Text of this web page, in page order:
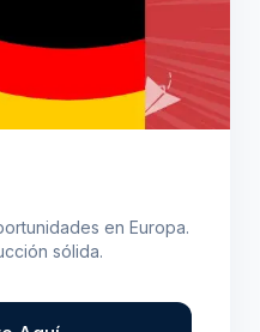
en Europa.
sólida.